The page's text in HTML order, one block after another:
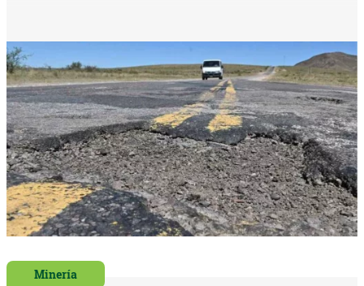
Minería